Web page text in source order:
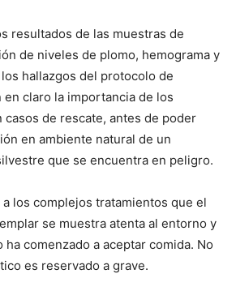
resultados de las muestras de
de niveles de plomo, hemograma y
hallazgos del protocolo de
claro la importancia de los
de rescate, antes de poder
en ambiente natural de un
que se encuentra en peligro.
los complejos tratamientos que el
se muestra atenta al entorno y
comenzado a aceptar comida. No
es reservado a grave.